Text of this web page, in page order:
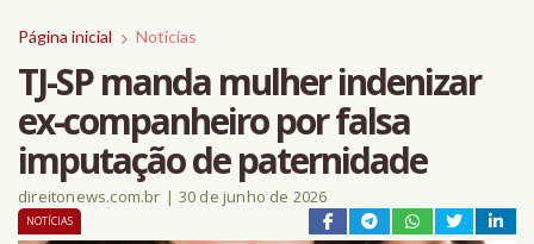
Página inicial Notícias
TJ-SP manda mulher indenizar
ex-companheiro por falsa
imputação de paternidade
direitonews.com.br | 30 de junho de 2026
NOTÍCIAS